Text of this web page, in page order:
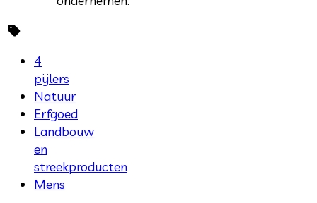
4
pijlers
Natuur
Erfgoed
Landbouw
en
streekproducten
Mens